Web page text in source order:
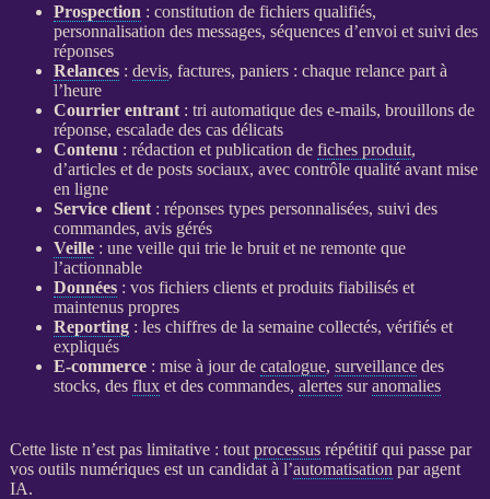
Prospection : constitution de fichiers qualifiés,
personnalisation des messages, séquences d’envoi et suivi des
réponses
Relances: devis, factures, paniers : chaque relancepart à
l’heure
Courrier entrant: tri automatique des e-mails, brouillons de
réponse, escalade des cas délicats
Contenu : rédaction et publication de fiches produit,
d’articles et de posts sociaux, avec contrôle qualité avant mise
en ligne
Service client: réponses types personnalisées, suivi des
commandes, avis gérés
Veille: une veillequi trie le bruit et ne remonte que
l’actionnable
Données: vos fichiers clients et produits fiabilisés et
maintenus propres
Reporting: les chiffres de la semaine collectés, vérifiés et
expliqués
E-commerce: mise à jour de catalogue, surveillancedes
stocks, des fluxet des commandes, alertessuranomalies
Cette liste n’est pas limitative : tout processusrépétitif qui passe par
vos outils numériques est un candidat à l’automatisation paragent
IA.